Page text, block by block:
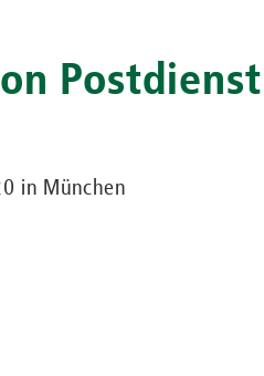
in München